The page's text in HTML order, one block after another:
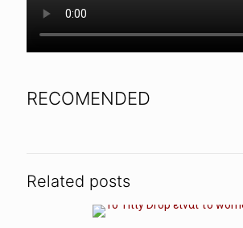
RECOMENDED
Related posts